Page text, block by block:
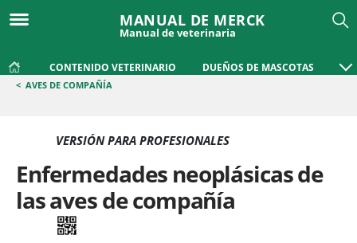
MANUAL DE MERCK
Manual de veterinaria
CONTENIDO VETERINARIO DUEÑOS DE MASCOTAS
< AVES DE COMPAÑÍA
VERSIÓN PARA PROFESIONALES
Enfermedades neoplásicas de
las aves de compañía